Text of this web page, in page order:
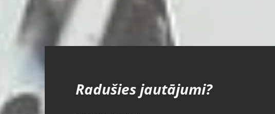
Radušies jautājumi?